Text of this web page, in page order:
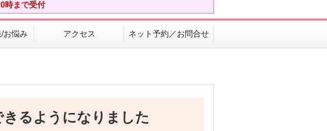
時まで受付
お悩み アクセス ネット予約／お問合せ
るようになりました